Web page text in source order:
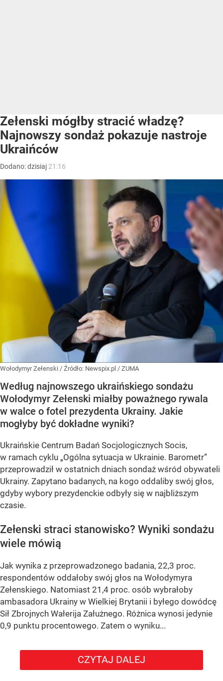
Zełenski mógłby stracić władzę?
Najnowszy sondaż pokazuje nastroje
Ukraińców
Dodano:dzisiaj 21:16
Wołodymyr Zełenski / Źródło: Newspix.pl / ZUMA
Według najnowszego ukraińskiego sondażu
Wołodymyr Zełenski miałby poważnego rywala
w walce o fotel prezydenta Ukrainy. Jakie
mogłyby być dokładne wyniki?
Ukraińskie Centrum Badań Socjologicznych Socis,
w ramach cyklu „Ogólna sytuacja w Ukrainie. Barometr”
przeprowadził w ostatnich dniach sondaż wśród obywateli
Ukrainy. Zapytano badanych, na kogo oddaliby swój głos,
gdyby wybory prezydenckie odbyły się w najbliższym
czasie.
Zełenski straci stanowisko? Wyniki sondażu
wiele mówią
Jak wynika z przeprowadzonego badania, 22,3 proc.
respondentów oddałoby swój głos na Wołodymyra
Zełenskiego. Natomiast 21,4 proc. osób wybrałoby
ambasadora Ukrainy w Wielkiej Brytanii i byłego dowódcę
Sił Zbrojnych Wałerija Załużnego. Różnica wynosi jedynie
0,9 punktu procentowego. Zatem o wyniku...
CZYTAJ DALEJ